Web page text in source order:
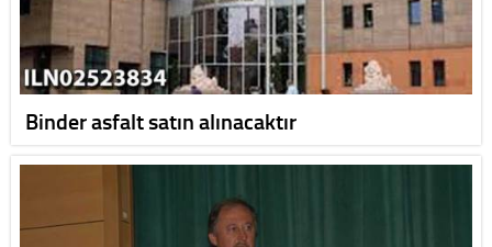
Binder asfalt satın alınacaktır